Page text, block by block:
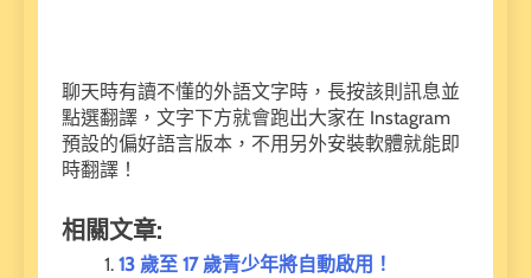
聊天時有讀不懂的外語文字時，長按該則訊息並
點選翻譯，文字下方就會跑出大家在 Instagram
預設的偏好語言版本，不用另外安裝軟體就能即
時翻譯！
相關文章:
13 歲至 17 歲青少年將自動啟用！